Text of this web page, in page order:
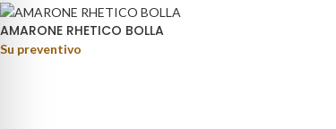
AMARONE RHETICO BOLLA
Su preventivo